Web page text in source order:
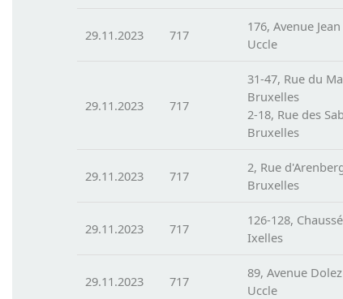
29.11.2023 717
176, Avenue
Uccle
29.11.2023 717
31-47, Rue du
Bruxelles
2-18, Rue des
Bruxelles
29.11.2023 717
2, Rue
Bruxelles
29.11.2023 717
126-128,
Ixelles
29.11.2023 717
89, Avenue Dolez
Uccle